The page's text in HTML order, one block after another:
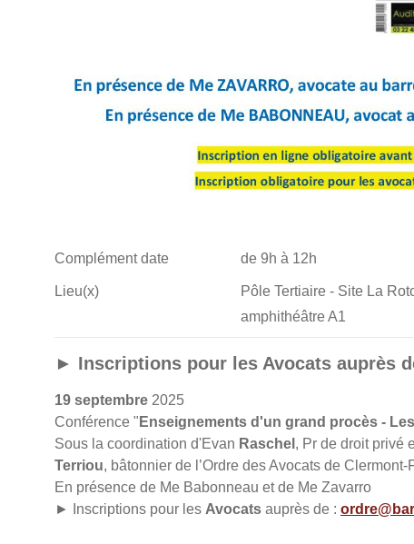
Complément date de 9h à 12h
Lieu(x)
Pôle Tertiaire - Site La
amphithéâtre A1
► Inscriptions pour les Avocats auprès
19 septembre 2025
Conférence " Enseignements d'un grand procès -
Sous la coordination d'Evan Raschel , Pr de droit privé
Terriou, bâtonnier de l’Ordre des Avocats de Clermont-
En présence de Me Babonneau et de Me Zavarro
► Inscriptions pour les Avocats auprès de :